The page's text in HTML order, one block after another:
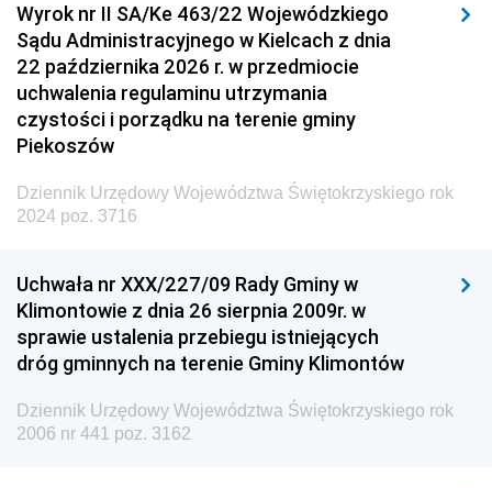
Wyrok nr II SA/Ke 463/22 Wojewódzkiego
Sądu Administracyjnego w Kielcach z dnia
22 października 2026 r. w przedmiocie
uchwalenia regulaminu utrzymania
czystości i porządku na terenie gminy
Piekoszów
Dziennik Urzędowy Województwa Świętokrzyskiego rok
2024 poz. 3716
Uchwała nr XXX/227/09 Rady Gminy w
Klimontowie z dnia 26 sierpnia 2009r. w
sprawie ustalenia przebiegu istniejących
dróg gminnych na terenie Gminy Klimontów
Dziennik Urzędowy Województwa Świętokrzyskiego rok
2006 nr 441 poz. 3162